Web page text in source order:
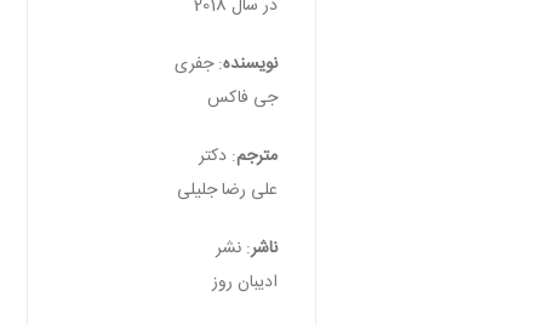
در سال 2018
نویسنده: جفری
جی فاکس
مترجم: دکتر
علی رضا جلیلی
ناشر: نشر
ادیبان روز